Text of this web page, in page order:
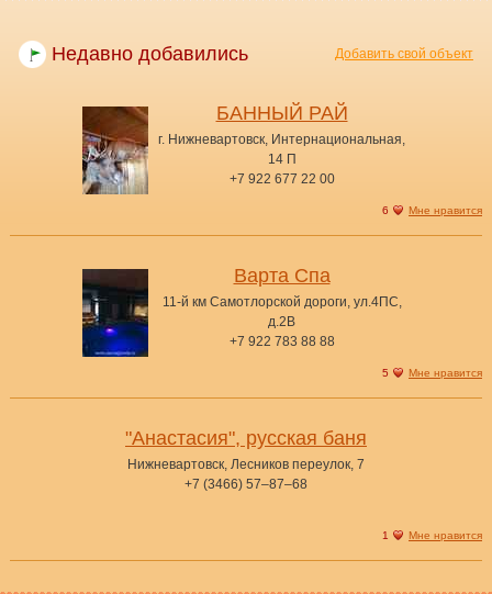
Недавно добавились Добавить свой объект
БАННЫЙ РАЙ
г. Нижневартовск, Интернациональная,
14 П
+7 922 677 22 00
6 Мне нравится
Варта Спа
11-й км Самотлорской дороги, ул.4ПС,
д.2В
+7 922 783 88 88
5 Мне нравится
"Анастасия", русская баня
Нижневартовск, Лесников переулок, 7
+7 (3466) 57‒87‒68
1 Мне нравится